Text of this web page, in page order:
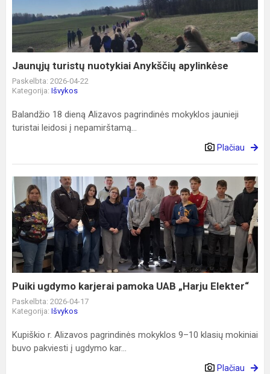
apylinkėse
Jaunųjų turistų nuotykiai Anykščių apylinkėse
Paskelbta: 2026-04-22
Kategorija: Išvykos
Balandžio 18 dieną Alizavos pagrindinės mokyklos jaunieji
turistai leidosi į nepamirštamą...
Plačiau
Puiki
ugdymo
karjerai
pamoka
UAB
„Harju
Elekter“
Puiki ugdymo karjerai pamoka UAB „Harju Elekter“
Paskelbta: 2026-04-17
Kategorija: Išvykos
Kupiškio r. Alizavos pagrindinės mokyklos 9–10 klasių mokiniai
buvo pakviesti į ugdymo kar...
Plačiau